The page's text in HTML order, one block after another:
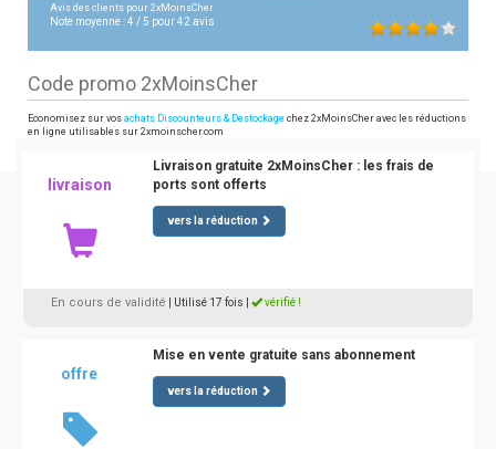
Avis des clients pour 2xMoinsCher
Note moyenne :4 /5 pour42 avis
Code promo 2xMoinsCher
Economisez sur vos achats Discounteurs & Destockage chez 2xMoinsCher avec les réductions
en ligne utilisables sur 2xmoinscher.com
livraison
Livraison gratuite 2xMoinsCher : les frais de
ports sont offerts
vers la réduction
En cours de validité | Utilisé 17 fois vérifié !
offre
Mise en vente gratuite sans abonnement
vers la réduction